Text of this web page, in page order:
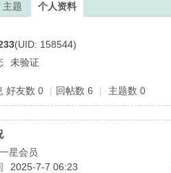
主题 个人资料
(UID: 158544)
未验证
好友数 0 | 回帖数 6 | 主题数 0
一星会员
2025-7-7 06:23